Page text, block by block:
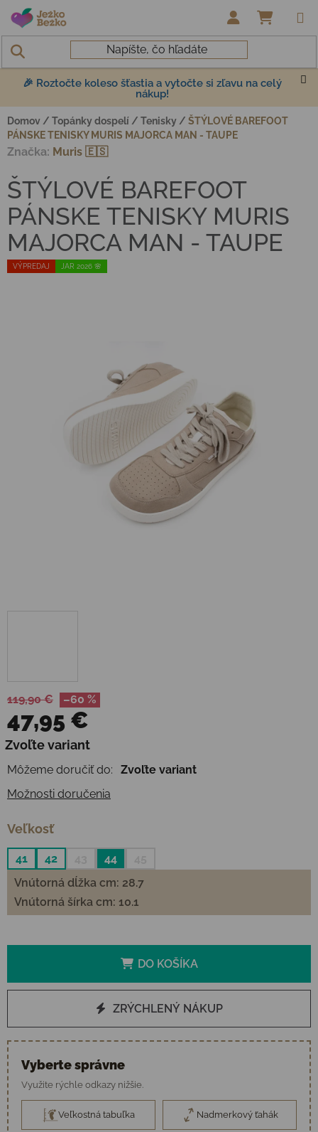
Prejsť na obsah
🎉 Roztočte koleso šťastia a vytočte si zľavu na celý
nákup!
Domov / Topánky dospelí / Tenisky / ŠTÝLOVÉ BAREFOOT
PÁNSKE TENISKY MURIS MAJORCA MAN - TAUPE
119,90 € –60 %
47,95 €
Jednotková cena:
Zvoľte variant
Môžeme doručiť do:
Zvoľte variant
Možnosti doručenia
Veľkosť
41 42 44
Vnútorná dĺžka cm: 28.7
Vnútorná šírka cm: 10.1
DO KOŠÍKA
ZRÝCHLENÝ NÁKUP
Vyberte správne
Využite rýchle odkazy nižšie.
Veľkostná tabuľka Nadmerkový ťahák
VÝPREDAJ JAR 2026 🌸
ŠTÝLOVÉ BAREFOOT
PÁNSKE TENISKY MURIS
MAJORCA MAN - TAUPE
Značka: Muris 🇪🇸